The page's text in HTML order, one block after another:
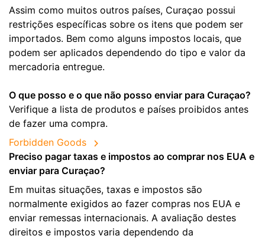
Assim como muitos outros países, Curaçao possui
restrições específicas sobre os itens que podem ser
importados. Bem como alguns impostos locais, que
podem ser aplicados dependendo do tipo e valor da
mercadoria entregue.
O que posso e o que não posso enviar para Curaçao?
Verifique a lista de produtos e países proibidos antes
de fazer uma compra.
Forbidden Goods
Preciso pagar taxas e impostos ao comprar nos EUA e
enviar para Curaçao?
Em muitas situações, taxas e impostos são
normalmente exigidos ao fazer compras nos EUA e
enviar remessas internacionais. A avaliação destes
direitos e impostos varia dependendo da